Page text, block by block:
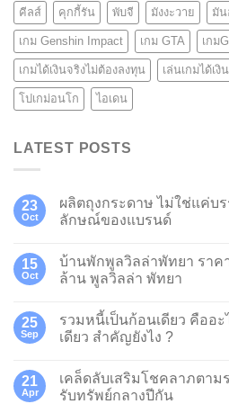
คีลส์ คุกกี้รัน พับจี มังงะวาย มัน
เกม Genshin Impact เกม GTA เกม
เกมได้เงินจริงไม่ต้องลงทุน เล่นเกมได้เงิน
โปเกม่อนโก ไอเดน
LATEST POSTS
23
Oct
ผลิตถุงกระดาษ ไม่ใช่แค่บ
ลักษณ์ของแบรนด์
15
Oct
บ้านพักพูลวิลล่าพัทยา ราค
ล้าน พูลวิลล่า พัทยา
25
Sep
รวมหนี้เป็นก้อนเดียว คืออ
เดียว สำคัญยังไง ?
21
Apr
เคล็ดลับเสริมโชคลาภตาม
รับทรัพย์กลางปีกัน